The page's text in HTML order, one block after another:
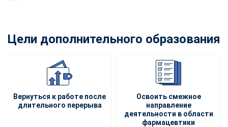
Цели дополнительного образования
Вернуться к работе после
длительного перерыва
Освоить смежное
направление
деятельности в области
фармацевтики